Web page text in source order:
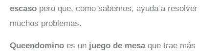
escaso pero que, como sabemos, ayuda a resolver
muchos problemas.
Queendomino es un juego de mesaque trae más